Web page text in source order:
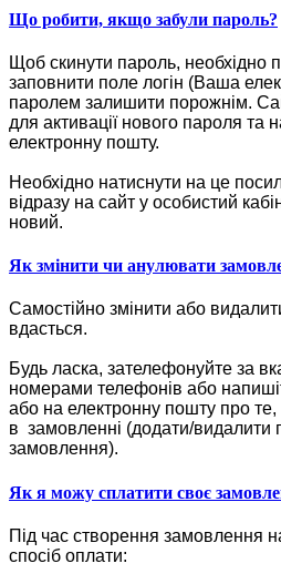
Що робити, якщо забули пароль?
Щоб скинути пароль, необхідно
заповнити поле логін (Ваша
паролем залишити порожнім.
для активації нового пароля та
електронну пошту.
Необхідно натиснути на це
відразу на сайт у особистий
новий.
Як змінити чи анулювати
Самостійно змінити або
вдасться.
Будь ласка, зателефонуйте за
номерами телефонів або
або на електронну пошту про
в замовленні (додати/видалити
замовлення).
Як я можу сплатити своє
Під час створення замовлення
спосіб оплати: